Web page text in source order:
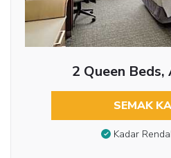
2 Queen
SEMAK
Kadar